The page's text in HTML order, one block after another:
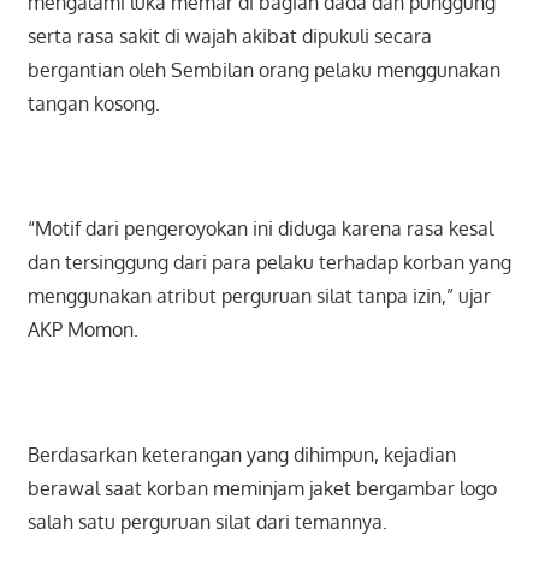
serta rasa sakit di wajah akibat dipukuli secara
bergantian oleh Sembilan orang pelaku menggunakan
tangan kosong.
“Motif dari pengeroyokan ini diduga karena rasa kesal
dan tersinggung dari para pelaku terhadap korban yang
menggunakan atribut perguruan silat tanpa izin,” ujar
AKP Momon.
Berdasarkan keterangan yang dihimpun, kejadian
berawal saat korban meminjam jaket bergambar logo
salah satu perguruan silat dari temannya.